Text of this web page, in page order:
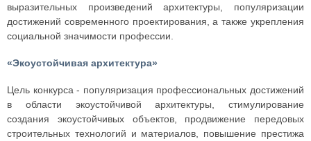
выразительных произведений архитектуры, популяризации
достижений современного проектирования, а также укрепления
социальной значимости профессии.
«Экоустойчивая архитектура»
Цель конкурса - популяризация профессиональных достижений
в области экоустойчивой архитектуры, стимулирование
создания экоустойчивых объектов, продвижение передовых
строительных технологий и материалов, повышение престижа